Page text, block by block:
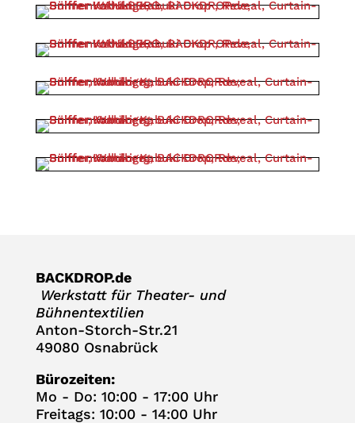
BACKDROP.de
Werk­statt für Thea­ter- und
Bühnentextilien
Anton-Storch-Str.21
49080 Osnabrück
Büro­zei­ten:
Mo - Do: 10:00 - 17:00 Uhr
Frei­tags: 10:00 - 14:00 Uhr